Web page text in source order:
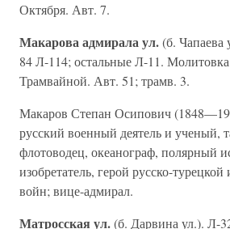
Октября. Авт. 7.
Макарова адмирала ул.(б.
84 Л-114; остальные Л-11.
Трамвайной. Авт. 51; трамв. 3.
Макаров Степан Осипович
русский военный деятель и ученый,
флотоводец, океанограф, полярный
изобретатель, герой русско-
войн; вице-адмирал.
Матросская ул.(б. Дарвина ул.). Л-